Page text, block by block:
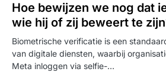
Hoe bewijzen we nog dat
wie hij of zij beweert te
Biometrische verificatie is een
van digitale diensten, waarbij
Meta inloggen via selfie-…